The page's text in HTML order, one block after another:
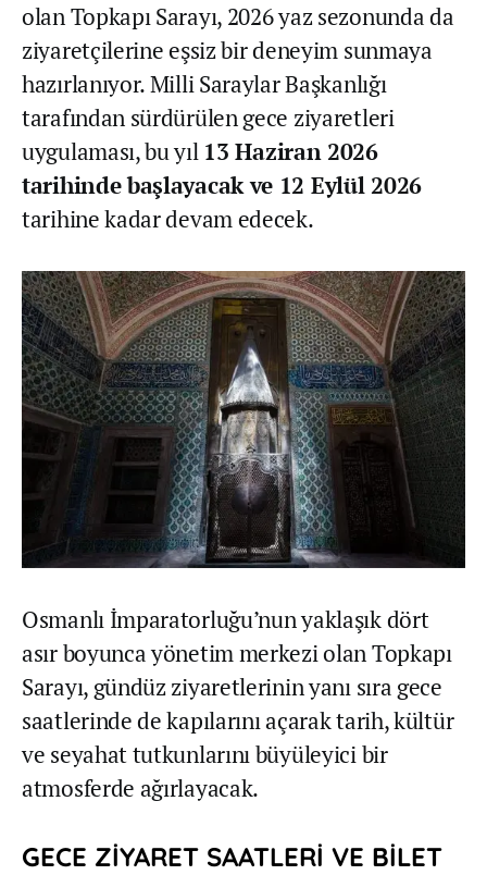
olan Topkapı Sarayı, 2026 yaz sezonunda da
ziyaretçilerine eşsiz bir deneyim sunmaya
hazırlanıyor. Milli Saraylar Başkanlığı
tarafından sürdürülen gece ziyaretleri
uygulaması, bu yıl 13 Haziran 2026
tarihinde başlayacak ve 12 Eylül 2026
tarihine kadar devam edecek.
Osmanlı İmparatorluğu’nun yaklaşık dört
asır boyunca yönetim merkezi olan Topkapı
Sarayı, gündüz ziyaretlerinin yanı sıra gece
saatlerinde de kapılarını açarak tarih, kültür
ve seyahat tutkunlarını büyüleyici bir
atmosferde ağırlayacak.
GECE ZİYARET SAATLERİ VE BİLET